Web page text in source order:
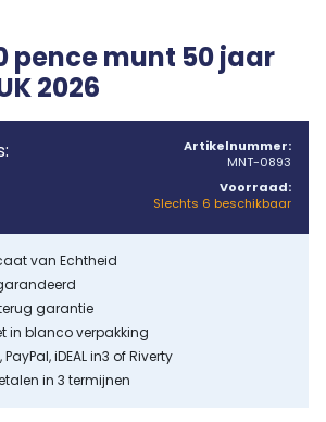
pence munt 50 jaar
2026
Artikelnummer:
MNT-0893
Voorraad:
Slechts 6 beschikbaar
van Echtheid
garantie
in blanco verpakking
iDEAL in3 of Riverty
in 3 termijnen